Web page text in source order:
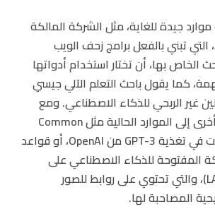
جيدة للغاية، مثل الشركة المالكة
لجوجل، Alphabet، التي تبني بالفعل برامج زحف الويب
الخاص بها، أن تختار استخدام أدواتها
كما يقول باحث التعلم الآلي جيسي
غير الربحي للذكاء الاصطناعي. ومع
ذلك، تلجأ شركات أخرى إلى الموارد الحالية مثل Common
Crawl، التي ساعدت في تغذية GPT-3 من OpenAI، أو قواعد
المفتوحة للذكاء الاصطناعي على
نطاق واسع (LAION)، والتي تحتوي على روابط للصور
المصاحبة لها.